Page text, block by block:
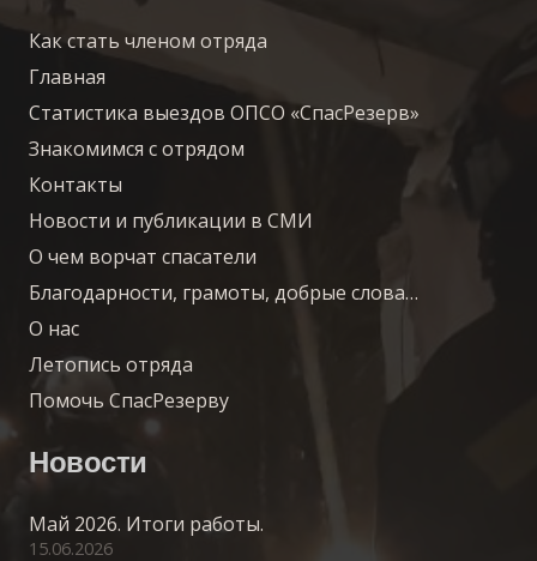
Как стать членом отряда
Главная
Статистика выездов ОПСО «СпасРезерв»
Знакомимся с отрядом
Контакты
Новости и публикации в СМИ
О чем ворчат спасатели
Благодарности, грамоты, добрые слова…
О нас
Летопись отряда
Помочь СпасРезерву
Новости
Май 2026. Итоги работы.
15.06.2026